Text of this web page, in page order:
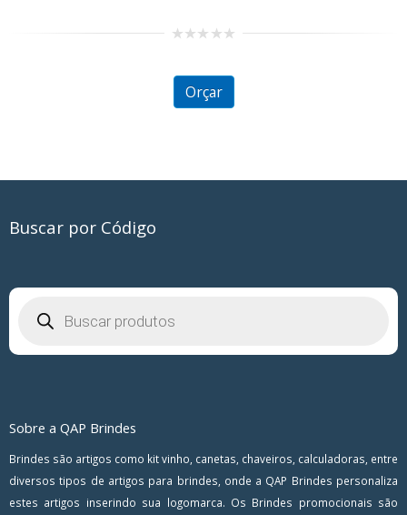
Buscar por Código
produtos
Sobre a QAP Brindes
Brindes são artigos como kit vinho, canetas, chaveiros, calculadoras, entre
diversos tipos de artigos para brindes, onde a QAP Brindes personaliza
estes artigos inserindo sua logomarca. Os Brindes promocionais são